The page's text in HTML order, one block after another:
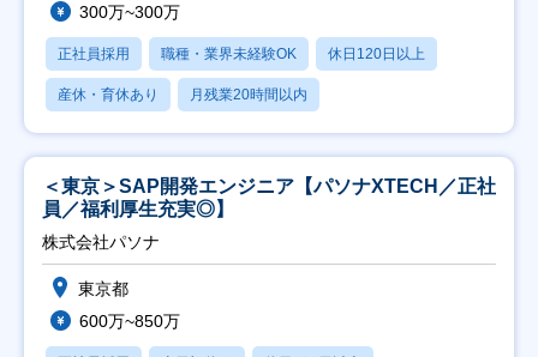
300万~300万
正社員採用 職種・業界未経験OK 休日120日以上
産休・育休あり 月残業20時間以内
＜東京＞SAP開発エンジニア【パソナXTECH／正社
員／福利厚生充実◎】
株式会社パソナ
東京都
600万~850万